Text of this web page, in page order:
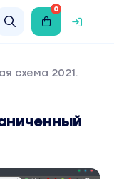
0
схема 2021.